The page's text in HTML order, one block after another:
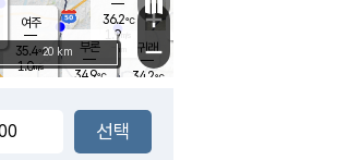
36.2℃
1.9m/s
mm
부론
34.9℃
여주
35.4℃
1.0m/s
장호원
귀래
34.2℃
+
−
20 km